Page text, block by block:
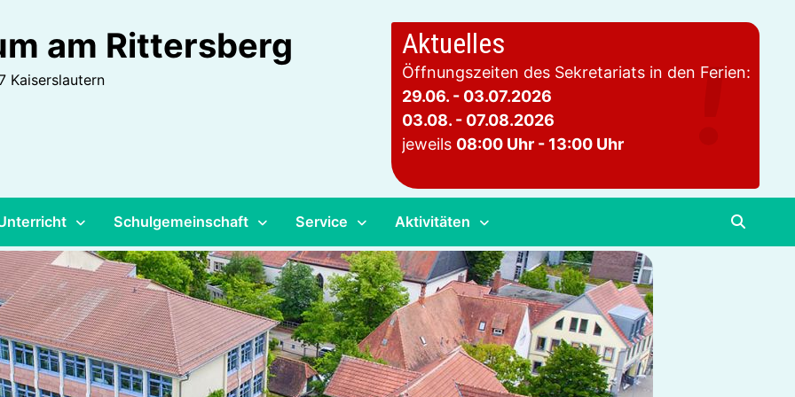
am Rittersberg
Kaiserslautern
Aktuelles
Öffnungszeiten des Sekretariats in den Ferien:
29.06. - 03.07.2026
03.08. - 07.08.2026
jeweils 08:00 Uhr - 13:00 Uhr
Schulgemeinschaft Service Aktivitäten